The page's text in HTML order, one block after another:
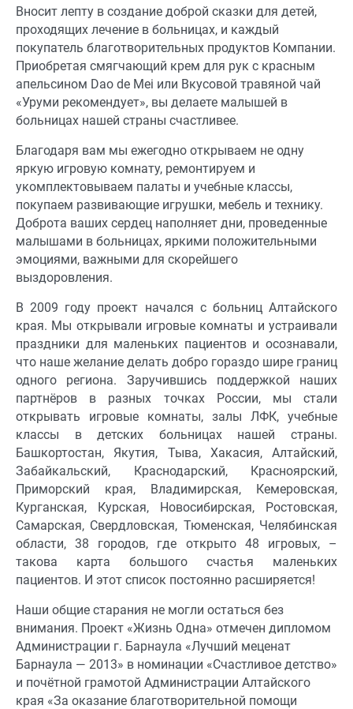
Вносит лепту в создание доброй сказки для детей,
проходящих лечение в больницах, и каждый
покупатель благотворительных продуктов Компании.
Приобретая смягчающий крем для рук с красным
апельсином Dao de Mei или Вкусовой травяной чай
«Уруми рекомендует», вы делаете малышей в
больницах нашей страны счастливее.
Благодаря вам мы ежегодно открываем не одну
яркую игровую комнату, ремонтируем и
укомплектовываем палаты и учебные классы,
покупаем развивающие игрушки, мебель и технику.
Доброта ваших сердец наполняет дни, проведенные
малышами в больницах, яркими положительными
эмоциями, важными для скорейшего
выздоровления.
В 2009 году проект начался с больниц Алтайского
края. Мы открывали игровые комнаты и устраивали
праздники для маленьких пациентов и осознавали,
что наше желание делать добро гораздо шире границ
одного региона. Заручившись поддержкой наших
партнёров в разных точках России, мы стали
открывать игровые комнаты, залы ЛФК, учебные
классы в детских больницах нашей страны.
Башкортостан, Якутия, Тыва, Хакасия, Алтайский,
Забайкальский, Краснодарский, Красноярский,
Приморский края, Владимирская, Кемеровская,
Курганская, Курская, Новосибирская, Ростовская,
Самарская, Свердловская, Тюменская, Челябинская
области, 38 городов, где открыто 48 игровых, –
такова карта большого счастья маленьких
пациентов. И этот список постоянно расширяется!
Наши общие старания не могли остаться без
внимания. Проект «Жизнь Одна» отмечен дипломом
Администрации г. Барнаула «Лучший меценат
Барнаула — 2013» в номинации «Счастливое детство»
и почётной грамотой Администрации Алтайского
края «За оказание благотворительной помощи